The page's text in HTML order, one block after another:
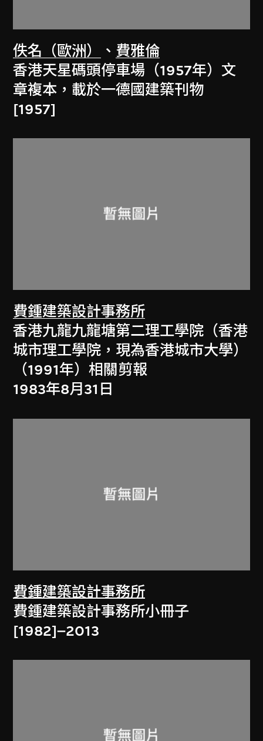
佚名（歐洲） 、 費雅倫
香港天星碼頭停車場（1957年）文
章複本，載於一德國建築刊物
[1957]
費鍾建築設計事務所
香港九龍九龍塘第二理工學院（香港
城市理工學院，現為香港城市大學）
（1991年）相關剪報
1983年8月31日
費鍾建築設計事務所
費鍾建築設計事務所小冊子
[1982]–2013